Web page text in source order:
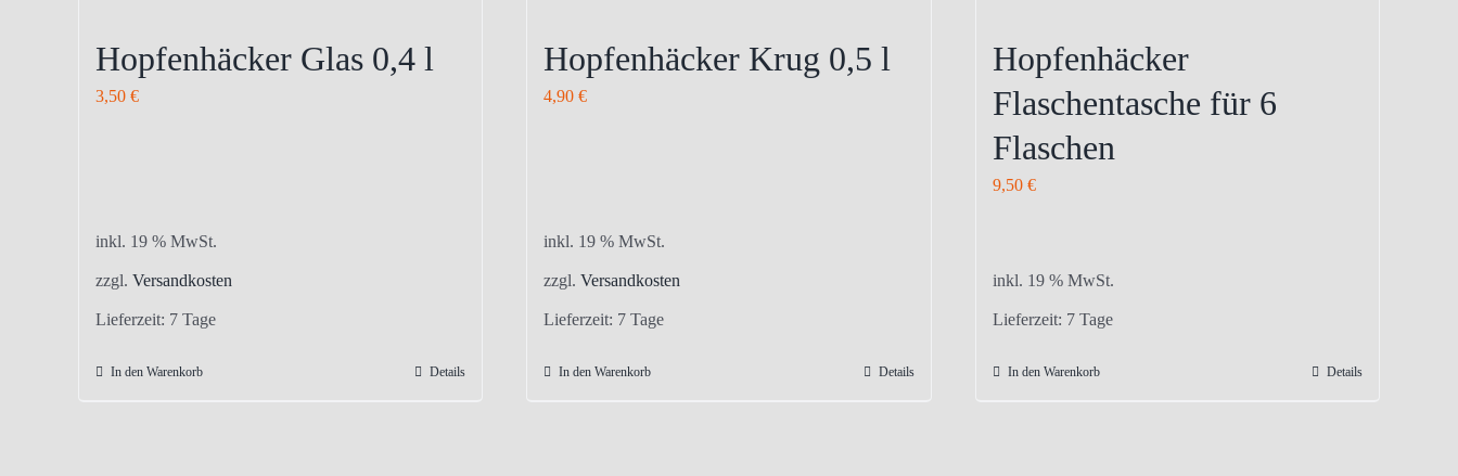
Hopfenhäcker Glas 0,4 l
3,50 €
inkl. 19 % MwSt.
zzgl. Versandkosten
Lieferzeit: 7 Tage
In den Warenkorb Details
Hopfenhäcker Krug 0,5 l
4,90€
inkl. 19 % MwSt.
zzgl.Versandkosten
Lieferzeit: 7 Tage
In den Warenkorb Details
Hopfenhäcker
Flaschentasche für 6
Flaschen
9,50 €
inkl. 19 % MwSt.
Lieferzeit: 7 Tage
In den Warenkorb Details